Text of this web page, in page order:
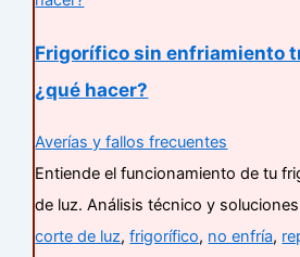
Frigorífico sin enfriamiento
¿qué hacer?
Averías y fallos frecuentes
Entiende el funcionamiento de tu
de luz. Análisis técnico y
corte de luz,frigorífico, no enfría,